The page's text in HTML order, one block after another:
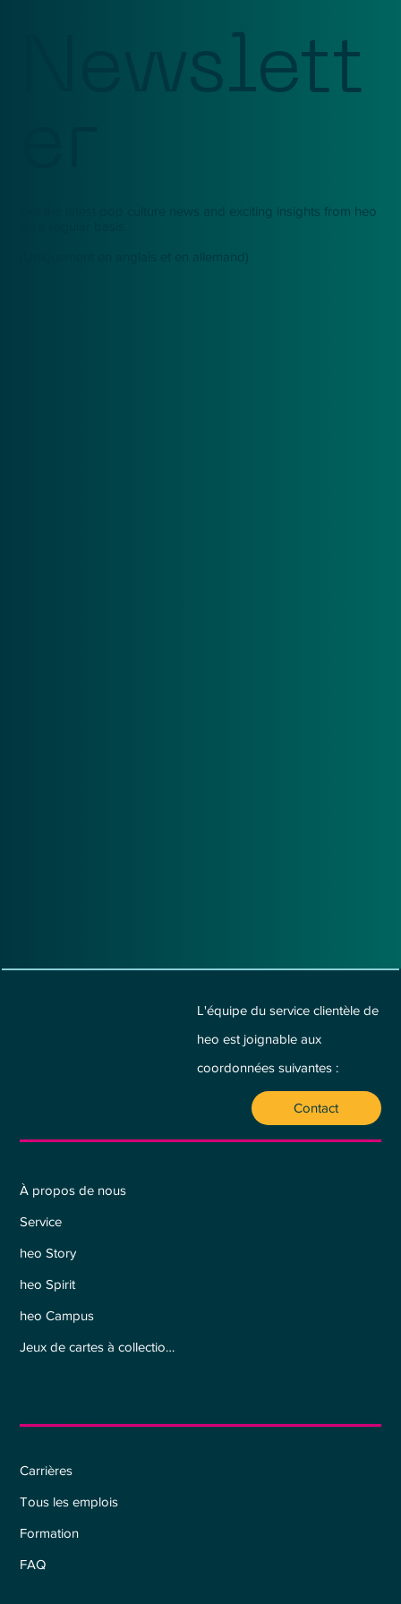
Newslett
Get the latest pop culture news and exciting insights from heo
(Uniquement en anglais et en allemand)
À propos de nous
Service
heo Story
heo Spirit
heo Campus
Jeux de cartes à collectionner
Carrières
Tous les emplois
Formation
FAQ
L'équipe du service clientèle de
heo est joignable aux
coordonnées suivantes :
Contact